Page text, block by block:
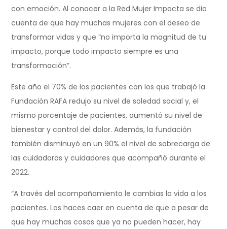
con emoción. Al conocer a la Red Mujer Impacta se dio
cuenta de que hay muchas mujeres con el deseo de
transformar vidas y que “no importa la magnitud de tu
impacto, porque todo impacto siempre es una
transformación”.
Este año el 70% de los pacientes con los que trabajó la
Fundación RAFA redujo su nivel de soledad social y, el
mismo porcentaje de pacientes, aumentó su nivel de
bienestar y control del dolor. Además, la fundación
también disminuyó en un 90% el nivel de sobrecarga de
las cuidadoras y cuidadores que acompañó durante el
2022.
“A través del acompañamiento le cambias la vida a los
pacientes. Los haces caer en cuenta de que a pesar de
que hay muchas cosas que ya no pueden hacer, hay